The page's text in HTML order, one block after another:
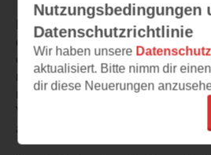
Romy hingegen blieb mir
empfand sie als egoistisch, stark
empathisch. Ihr plötzlicher
mich kalt und rücksichtslos –
notwendiger Schritt als vielmehr
Verantwortung. Für Sophie war
aber rückblickend vielleicht auch
Nutzungsbedingungen
Datenschutzrichtlinie
Wir haben unsere
aktualisiert. Bitte nimm dir
dir diese Neuerungen